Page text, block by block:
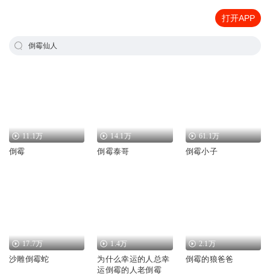
打开APP
倒霉仙人
11.1万
倒霉
14.1万
倒霉泰哥
61.1万
倒霉小子
17.7万
沙雕倒霉蛇
1.4万
为什么幸运的人总幸
运倒霉的人老倒霉
2.1万
倒霉的狼爸爸